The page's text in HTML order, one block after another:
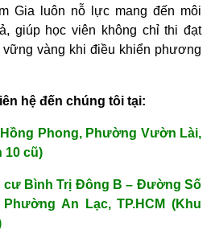
Gia luôn nỗ lực mang đến môi
giúp học viên không chỉ thi đạt
vàng khi điều khiển phương
hệ đến chúng tôi tại:
Phong, Phường Vườn Lài,
10 cũ)
cư Bình Trị Đông B – Đường Số
An Lạc, TP.HCM (Khu